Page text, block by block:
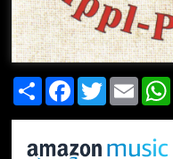
Share FacebookTwitterEmail